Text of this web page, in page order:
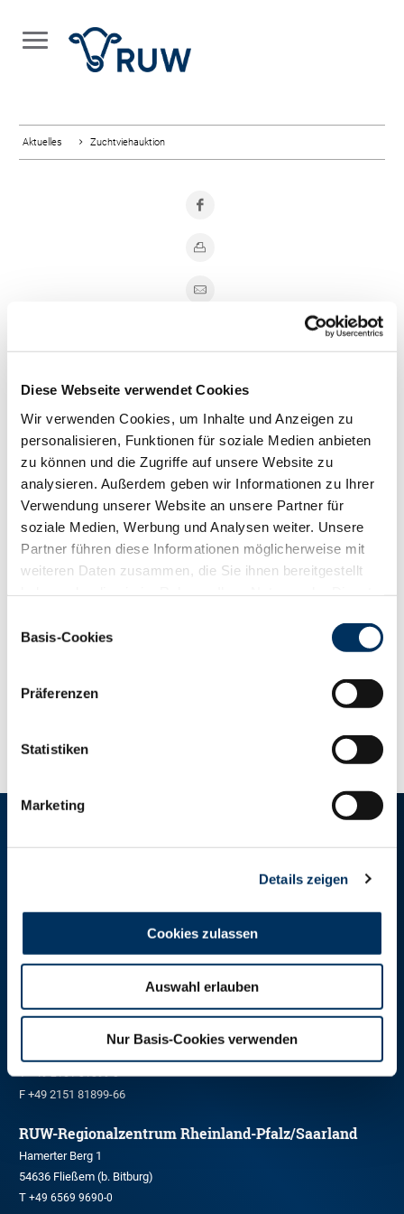
Diese Webseite verwendet Cookies
Wir verwenden Cookies, um Inhalte und Anzeigen zu
personalisieren, Funktionen für soziale Medien anbieten
zu können und die Zugriffe auf unsere Website zu
analysieren. Außerdem geben wir Informationen zu Ihrer
Verwendung unserer Website an unsere Partner für
soziale Medien, Werbung und Analysen weiter. Unsere
Partner führen diese Informationen möglicherweise mit
weiteren Daten zusammen, die Sie ihnen bereitgestellt
Cookies, wenn Sie unsere Webseite weiterhin nutzen.
Basis-Cookies
Präferenzen
Statistiken
Marketing
Details zeigen
Cookies zulassen
Auswahl erlauben
Nur Basis-Cookies verwenden
Aktuelles Zuchtviehauktion
Zuchtviehauktion
16.04.2025,Mittwoch
Uhrzeit:
10:00 Uhr
Veranstaltungsort:
F +49 251 9288-219/236
RUW-Regionalzentrum Nordrhein
Kleinewefersstraße 160
T+49 2151 81899-0
F +49 2151 81899-66
RUW-Regionalzentrum Rheinland-Pfalz/Saarland
Hamerter Berg 1
54636 Fließem (b. Bitburg)
T +49 6569 9690-0